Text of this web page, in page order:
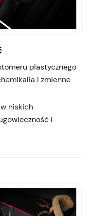
plastycznego
i zmienne
niskich
i